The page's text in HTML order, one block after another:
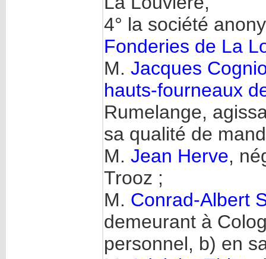
4° la société
Fonderies de La
M. Jacques
hauts-fourneaux
Rumelange,
sa qualité de
M. Jean Herve,
Trooz ;
M. Conrad-Albert
demeurant à
personnel, b) en